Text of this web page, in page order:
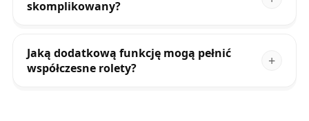
skomplikowany?
Jaką dodatkową funkcję mogą pełnić
współczesne rolety?